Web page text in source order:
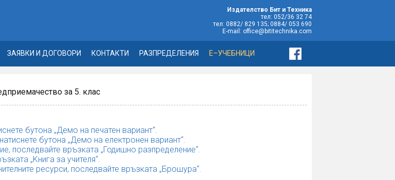
Издателство Бит и Техника
тел: 052/36 32 74
тел: 0882/ 829 135; 0884/ 053 690
E-mail: office@bititechnika.com
ЗАЯВКИ И ДОГОВОРИ КОНТАКТИ РАЗПРЕДЕЛЕНИЯ Е–УЧЕБНИЦИ
за 5. клас
бутона „Демо на печатен вариант“.
бутона „Демо на електронен вариант“.
последвайте връзката „Годишно разпределение“.
„Kнига за учителя“.
ресурси, последвайте връзката „Брошура“.